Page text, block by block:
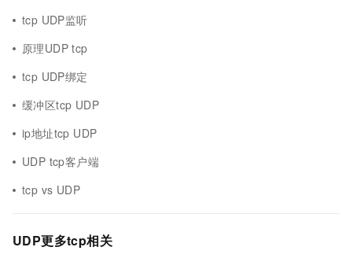
tcp UDP监听
原理UDP tcp
tcp UDP绑定
缓冲区tcp UDP
ip地址tcp UDP
UDP tcp客户端
tcp vs UDP
UDP更多tcp相关